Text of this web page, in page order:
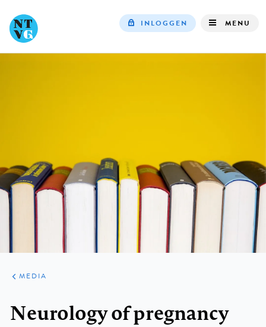
INLOGGEN MENU
ARTIKELEN
VARIA
MEDIA
Neurology of pregnancy